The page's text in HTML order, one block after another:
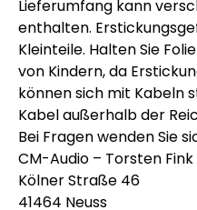
Lieferumfang kann
enthalten.
Kleinteile. Halten Sie
von Kindern, da
können sich mit Kabeln
Kabel außerhalb der
Bei Fragen wenden Sie
CM-Audio – Torsten Fink
Kölner Straße 46
41464 Neuss